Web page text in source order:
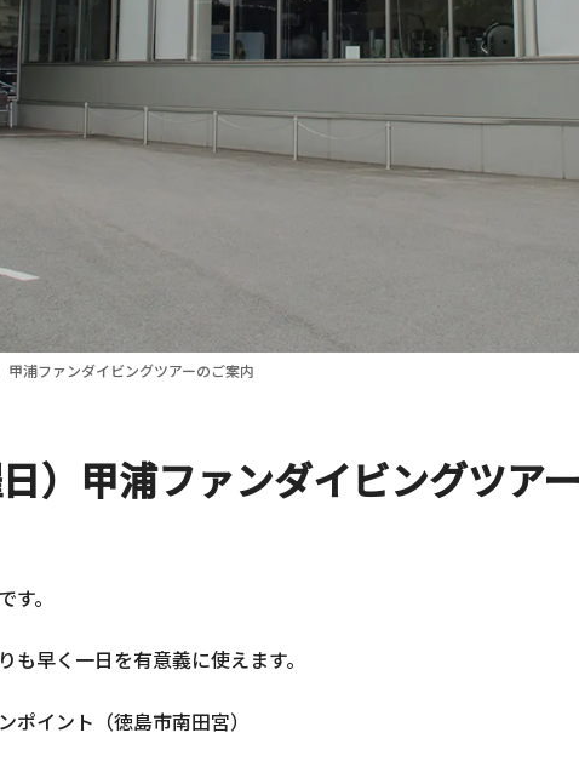
甲浦ファンダイビングツアーのご案内
）甲浦ファンダイビングツア
。
早く一日を有意義に使えます。
イント（徳島市南田宮）